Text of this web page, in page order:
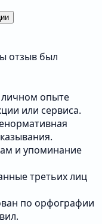
отзыв был
опыте
или сервиса.
и упоминание
третьих лиц
по орфографии